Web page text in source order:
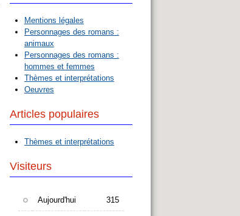
Mentions légales
Personnages des romans :
animaux
Personnages des romans :
hommes et femmes
Thèmes et interprétations
Oeuvres
Articles populaires
Thèmes et interprétations
Visiteurs
Aujourd'hui 315